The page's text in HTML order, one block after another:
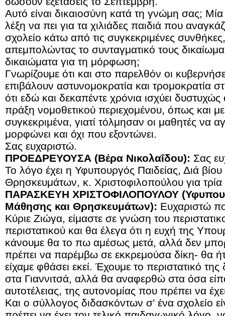
Αυτό είναι δικαιοσύνη κατά τη γνώμη σας;
λέξη να πει για τα χιλιάδες παιδιά που
σχολείο κάτω από τις συγκεκριμένες
απεμπολώντας το συνταγματικό τους
δικαιώματα για τη μόρφωση;
Γνωρίζουμε ότι και στο παρελθόν οι
επιβάλουν αστυνομοκρατία και τρομοκρατία
ότι εδώ και δεκαπέντε χρόνια ισχύει
πράξη νομοθετικού περιεχομένου, όπως και με
συγκεκριμένα, γιατί τόλμησαν οι μαθητές να
μορφώνει και όχι που εξοντώνει.
Σας ευχαριστώ.
ΠΡΟΕΔΡΕΥΟΥΣΑ (Βέρα Νικολαΐδου): Σας
Το λόγο έχει η Υφυπουργός Παιδείας, Διά
Θρησκευμάτων, κ. Χριστοφιλοπούλου για τρία
ΠΑΡΑΣΚΕΥΗ ΧΡΙΣΤΟΦΙΛΟΠΟΥΛΟΥ
Μάθησης και Θρησκευμάτων): Ευχαριστώ
Κύριε Ζιώγα, είμαστε σε γνώση του
περιστατικού και θα έλεγα ότι η ευχή της
κάνουμε θα το πω αμέσως μετά, αλλά δεν
πρέπει να παρέμβω σε εκκρεμούσα δίκη- θα
είχαμε φθάσει εκεί. Έχουμε το περιστατικό
στα Γιαννιτσά, αλλά θα αναφερθώ στα όσα
αυτοτέλειας, της αυτονομίας που πρέπει να
Και ο σύλλογος διδασκόντων σ’ ένα σχολείο